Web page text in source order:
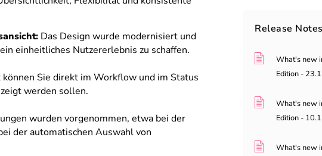
Das Design wurde modernisiert und
einheitliches Nutzererlebnis zu schaffen.
Sie direkt im Workflow und im Status
werden sollen.
wurden vorgenommen, etwa bei der
der automatischen Auswahl von
Release Notes
What's new
Edition -
What's new
Edition -
What's new